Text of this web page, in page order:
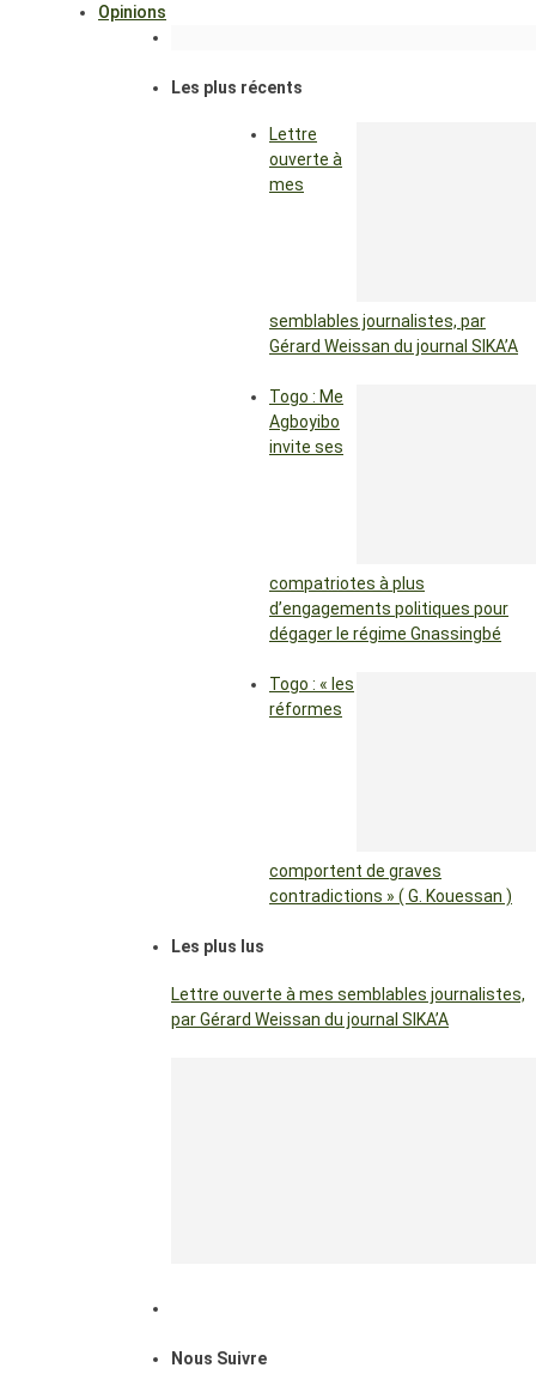
Opinions
Les plus récents
Lettre
ouverte à
mes
semblables journalistes, par
Gérard Weissan du journal SIKA’A
Togo : Me
Agboyibo
invite ses
compatriotes à plus
d’engagements politiques pour
dégager le régime Gnassingbé
Togo : « les
réformes
comportent de graves
contradictions » ( G. Kouessan )
Les plus lus
Lettre ouverte à mes semblables journalistes,
par Gérard Weissan du journal SIKA’A
Nous Suivre